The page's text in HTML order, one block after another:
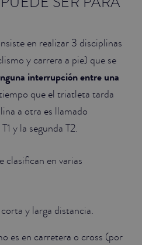
en realizar 3 disciplinas
y carrera a pie) que se
interrupción entre una
que el triatleta tarda
a otra es llamado
y la segunda T2.
clasifican en varias
y larga distancia.
es en carretera o cross (por